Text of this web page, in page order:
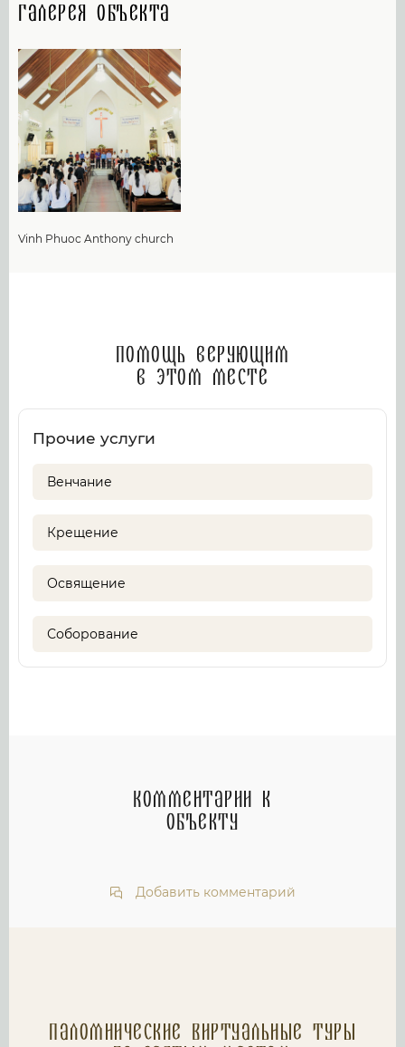
Галерея объекта
Vinh Phuoc Anthony church
Помощь верующим
в этом месте
Прочие услуги
Венчание
Крещение
Освящение
Соборование
Комментарии к
объекту
Добавить комментарий
Паломнические Виртуальные туры